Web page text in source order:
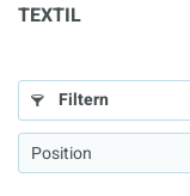
TEXTIL
Filtern